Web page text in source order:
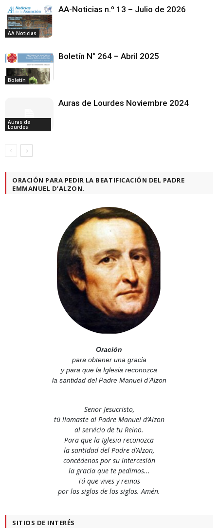
AA Noticias
AA-Noticias n.º 13 – Julio de 2026
Boletín
Boletín N° 264 – Abril 2025
Auras de
Lourdes
Auras de Lourdes Noviembre 2024
ORACIÓN PARA PEDIR LA BEATIFICACIÓN DEL PADRE
EMMANUEL D’ALZON.
Oración
para obtener una gracia
y para que la Iglesia reconozca
la santidad del Padre Manuel d’Alzon
Senor Jesucristo,
tú llamaste al Padre Manuel d’Alzon
al servicio de tu Reino.
Para que la Iglesia reconozca
la santidad del Padre d’Alzon,
concédenos por su intercesión
la gracia que te pedimos...
Tú que vives y reinas
por los siglos de los siglos. Amén.
SITIOS DE INTERÉS